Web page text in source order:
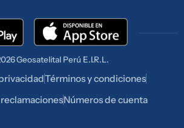
Geosatelital Perú E.I.R.L.
Términos y condiciones
Números de cuenta